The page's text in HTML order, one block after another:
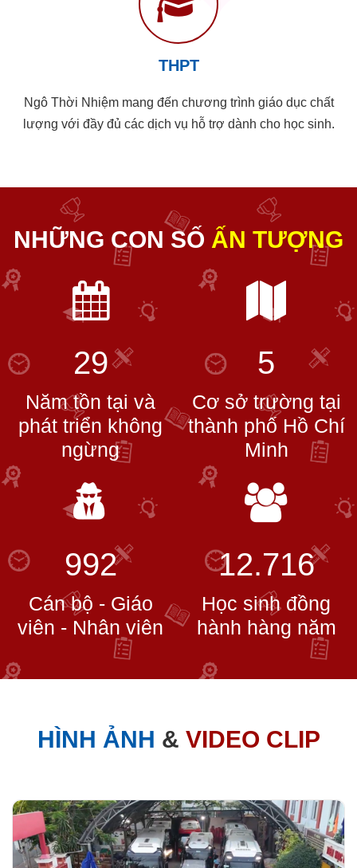
THPT
Ngô Thời Nhiệm mang đến chương trình giáo dục chất
lượng với đầy đủ các dịch vụ hỗ trợ dành cho học sinh.
NHỮNG CON SỐ ẤN TƯỢNG
29
Năm tồn tại và
phát triển không
ngừng
5
Cơ sở trường tại
thành phố Hồ Chí
Minh
992
Cán bộ - Giáo
viên - Nhân viên
12.716
Học sinh đồng
hành hàng năm
HÌNH ẢNH & VIDEO CLIP